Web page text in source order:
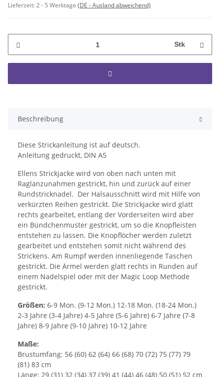
Lieferzeit:2 - 5 Werktage (DE - Ausland abweichend)
Stk
Beschreibung
Diese Strickanleitung ist auf deutsch.
Anleitung gedruckt, DIN A5
Ellens Strickjacke wird von oben nach unten mit
Raglanzunahmen gestrickt, hin und zurück auf einer
Rundstricknadel. Der Halsausschnitt wird mit Hilfe von
verkürzten Reihen gestrickt. Die Strickjacke wird glatt
rechts gearbeitet, entlang der Vorderseiten wird aber
ein Bündchenmuster gestrickt, um so die Knopfleisten
entstehen zu lassen. Die Knopflöcher werden zuletzt
gearbeitet und entstehen somit nicht während des
Strickens. Am Rumpf werden innenliegende Taschen
gestrickt. Die Ärmel werden glatt rechts in Runden auf
einem Nadelspiel oder mit der Magic Loop Methode
gestrickt.
Größen: 6-9 Mon. (9-12 Mon.) 12-18 Mon. (18-24 Mon.)
2-3 Jahre (3-4 Jahre) 4-5 Jahre (5-6 Jahre) 6-7 Jahre (7-8
Jahre) 8-9 Jahre (9-10 Jahre) 10-12 Jahre
Maße:
Brustumfang: 56 (60) 62 (64) 66 (68) 70 (72) 75 (77) 79
(81) 83 cm
Länge: 29 (31) 32 (34) 37 (39) 41 (44) 46 (48) 50 (51) 52 cm